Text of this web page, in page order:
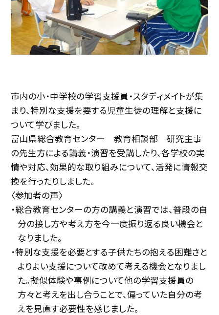
市内の小・中学校の学習支援員・スタディメイトが集
まり、特別な支援を要する児童生徒の理解と支援に
ついて学びました。
富山県総合教育センター 教育相談部 研究主事
の先生方による講義・演習を受講したり、各学校の実
情や対応、効果的な取り組みについて、活発に情報交
換を行ったりしました。
〈参加者の声〉
・総合教育センターの方の講義と演習では、普段の自
分の接し方や考え方を今一度振り返る良い機会と
なりました。
・特別な支援を必要とする子供たちの抱える困難さと
よりよい支援について改めて考える機会となりまし
た。擬似体験や事例について他の学習支援員の
方々と考えを出し合うことで、偏っていた自分の考
えを見直す必要性を感じました。